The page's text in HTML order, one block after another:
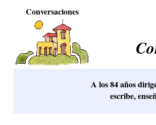
Conversaciones
A los 84 años
escribe,